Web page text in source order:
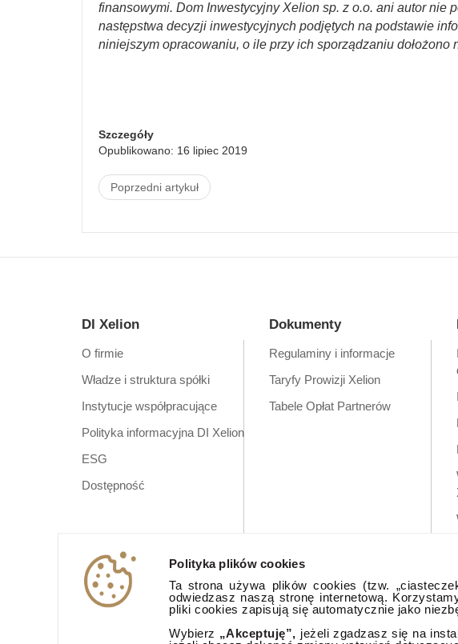
Polityka plików cookies
Ta strona używa plików cookies (tzw.
odwiedzasz naszą stronę internetową.
pliki cookies zapisują się automatycznie jako
Wybierz „Akceptuję”, jeżeli zgadzasz się na
finansowymi. Dom Inwestycyjny Xelion sp. z o.o. ani autor nie
następstwa decyzji inwestycyjnych podjętych na podstawie
niniejszym opracowaniu, o ile przy ich sporządzaniu dołożono
Szczegóły
Opublikowano: 16 lipiec 2019
Poprzedni artykuł
DI Xelion
O firmie
Władze i struktura spółki
Instytucje współpracujące
Polityka informacyjna DI Xelion
ESG
Dostępność
Dokumenty
Regulaminy i informacje
Taryfy Prowizji Xelion
Tabele Opłat Partnerów